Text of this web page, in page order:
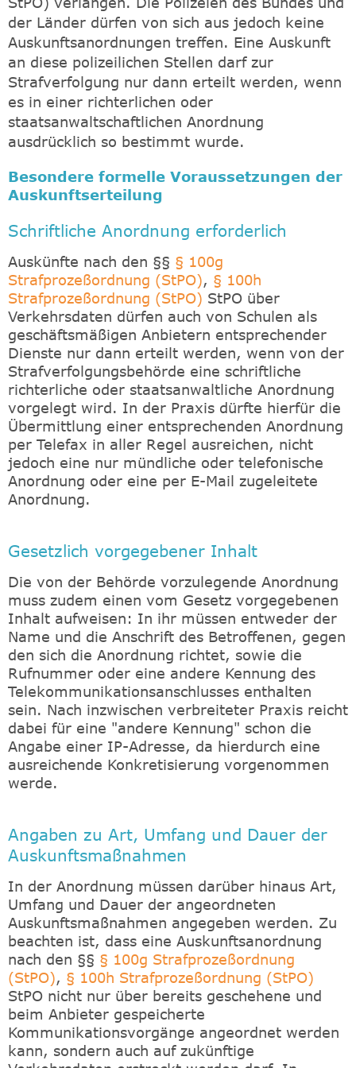
der Länder dürfen von sich aus jedoch keine
Auskunftsanordnungen treffen. Eine Auskunft
an diese polizeilichen Stellen darf zur
Strafverfolgung nur dann erteilt werden, wenn
es in einer richterlichen oder
staatsanwaltschaftlichen Anordnung
ausdrücklich so bestimmt wurde.
Besondere formelle Voraussetzungen der
Auskunftserteilung
Schriftliche Anordnung erforderlich
Auskünfte nach den §§ § 100g
Strafprozeßordnung (StPO), § 100h
Strafprozeßordnung (StPO) StPO über
Verkehrsdaten dürfen auch von Schulen als
geschäftsmäßigen Anbietern entsprechender
Dienste nur dann erteilt werden, wenn von der
Strafverfolgungsbehörde eine schriftliche
richterliche oder staatsanwaltliche Anordnung
vorgelegt wird. In der Praxis dürfte hierfür die
Übermittlung einer entsprechenden Anordnung
per Telefax in aller Regel ausreichen, nicht
jedoch eine nur mündliche oder telefonische
Anordnung oder eine per E-Mail zugeleitete
Anordnung.
Gesetzlich vorgegebener Inhalt
Die von der Behörde vorzulegende Anordnung
muss zudem einen vom Gesetz vorgegebenen
Inhalt aufweisen: In ihr müssen entweder der
Name und die Anschrift des Betroffenen, gegen
den sich die Anordnung richtet, sowie die
Rufnummer oder eine andere Kennung des
Telekommunikationsanschlusses enthalten
sein. Nach inzwischen verbreiteter Praxis reicht
dabei für eine "andere Kennung" schon die
Angabe einer IP-Adresse, da hierdurch eine
ausreichende Konkretisierung vorgenommen
werde.
Angaben zu Art, Umfang und Dauer der
Auskunftsmaßnahmen
In der Anordnung müssen darüber hinaus Art,
Umfang und Dauer der angeordneten
Auskunftsmaßnahmen angegeben werden. Zu
beachten ist, dass eine Auskunftsanordnung
nach den §§ § 100g Strafprozeßordnung
(StPO), § 100h Strafprozeßordnung (StPO)
StPO nicht nur über bereits geschehene und
beim Anbieter gespeicherte
Kommunikationsvorgänge angeordnet werden
kann, sondern auch auf zukünftige